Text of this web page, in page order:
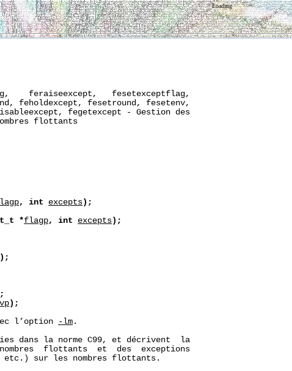
Loading
feraiseexcept,   fesetexceptflag,
feholdexcept, fesetround, fesetenv,
fegetexcept - Gestion des
flottants
, int excepts);
*flagp, int excepts);
);
);
l’option
-lm .
dans la norme C99, et décrivent  la
flottants  et  des  exceptions
sur les nombres flottants.